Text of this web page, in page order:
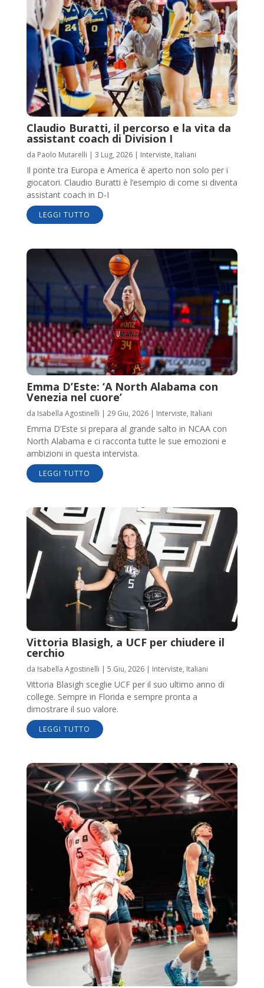
Claudio Buratti, il percorso e la vita da
assistant coach di Division I
da Paolo Mutarelli | 3 Lug, 2026| Interviste, Italiani
Il ponte tra Europa e America è aperto non solo per i
giocatori. Claudio Buratti è l’esempio di come si diventa
assistant coach in D-I
LEGGI TUTTO
Emma D’Este: ‘A North Alabama con
Venezia nel cuore’
da Isabella Agostinelli | 29 Giu, 2026| Interviste, Italiani
Emma D’Este si prepara al grande salto in NCAA con
North Alabama e ci racconta tutte le sue emozioni e
ambizioni in questa intervista.
LEGGI TUTTO
Vittoria Blasigh, a UCF per chiudere il
cerchio
da Isabella Agostinelli | 5 Giu, 2026| Interviste, Italiani
Vittoria Blasigh sceglie UCF per il suo ultimo anno di
college. Sempre in Florida e sempre pronta a
dimostrare il suo valore.
LEGGI TUTTO